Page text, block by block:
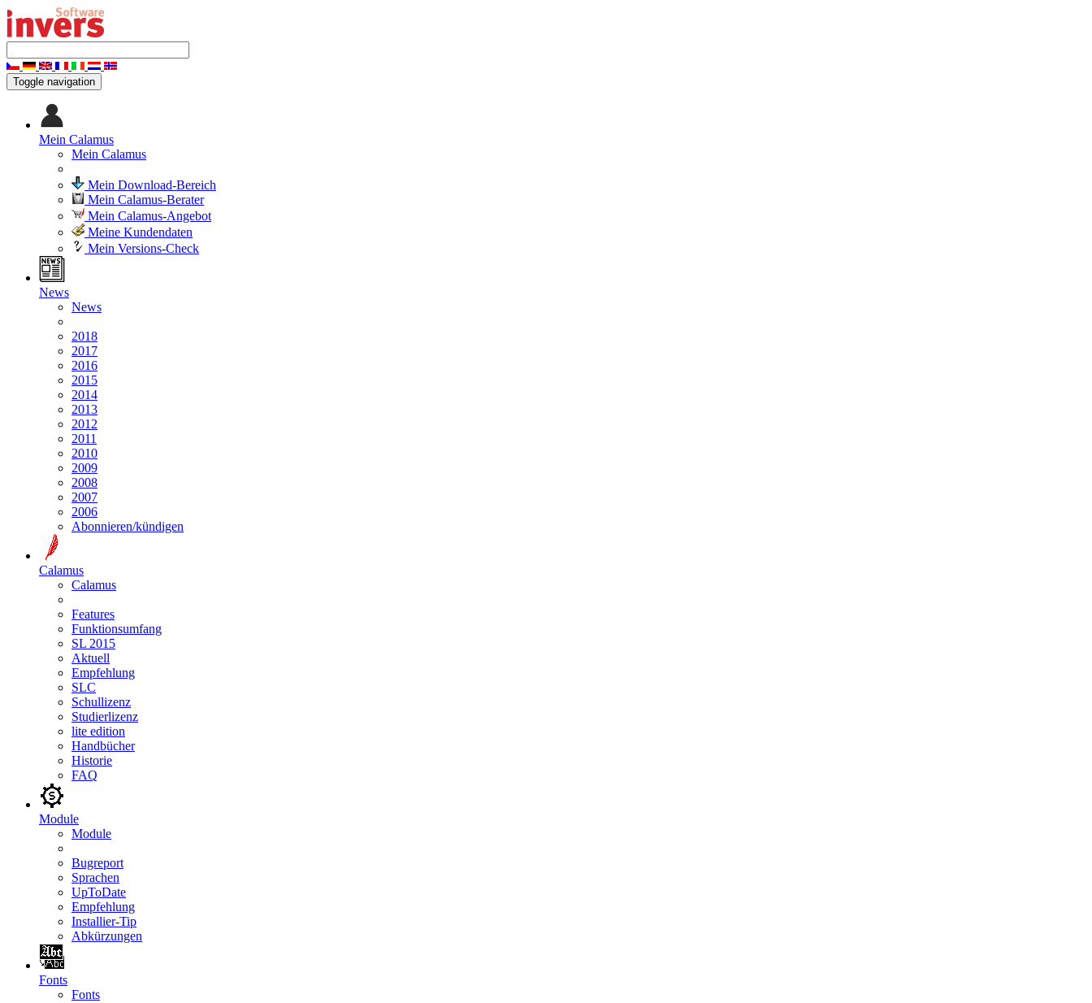
Toggle navigation
Mein Calamus
Mein Calamus
Mein Download-Bereich
Mein Calamus-Berater
Mein Calamus-Angebot
Meine Kundendaten
Mein Versions-Check
News
News
2018
2017
2016
2015
2014
2013
2012
2011
2010
2009
2008
2007
2006
Abonnieren/kündigen
Calamus
Calamus
Features
Funktionsumfang
SL 2015
Aktuell
Empfehlung
SLC
Schullizenz
Studierlizenz
lite edition
Handbücher
Historie
FAQ
Module
Module
Bugreport
Sprachen
UpToDate
Empfehlung
Installier-Tip
Abkürzungen
Fonts
Fonts